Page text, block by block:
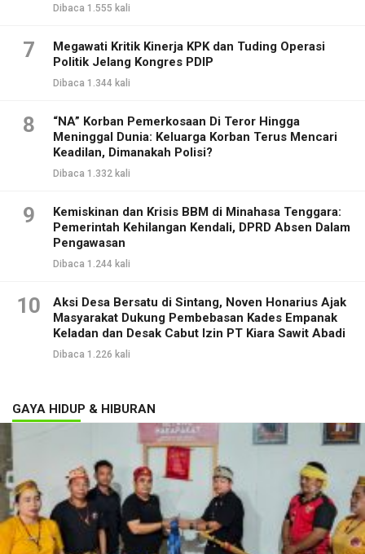
Dibaca 1.555 kali
7
Megawati Kritik Kinerja KPK dan Tuding Operasi
Politik Jelang Kongres PDIP
Dibaca 1.344 kali
8
“NA” Korban Pemerkosaan Di Teror Hingga
Meninggal Dunia: Keluarga Korban Terus Mencari
Keadilan, Dimanakah Polisi?
Dibaca 1.332 kali
9
Kemiskinan dan Krisis BBM di Minahasa Tenggara:
Pemerintah Kehilangan Kendali, DPRD Absen Dalam
Pengawasan
Dibaca 1.244 kali
10
Aksi Desa Bersatu di Sintang, Noven Honarius Ajak
Masyarakat Dukung Pembebasan Kades Empanak
Keladan dan Desak Cabut Izin PT Kiara Sawit Abadi
Dibaca 1.226 kali
GAYA HIDUP & HIBURAN